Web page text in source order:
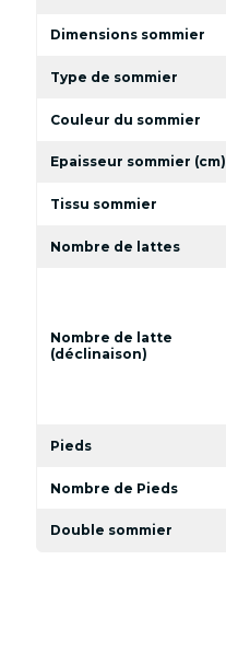
Dimensions sommier
Type de sommier
Couleur du sommier
Epaisseur sommier (cm)
Tissu sommier
Nombre de lattes
Nombre de latte
(déclinaison)
Pieds
Nombre de Pieds
Double sommier